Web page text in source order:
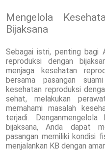
Mengelola
Bijaksana
Sebagai istri, penting bagi
reproduksi dengan
menjaga kesehatan
bersama pasangan
kesehatan reproduksi
sehat, melakukan
memahami masalah
terjadi.
bijaksana, Anda dapat
pasangan memiliki kondisi
menjalankan KB dengan